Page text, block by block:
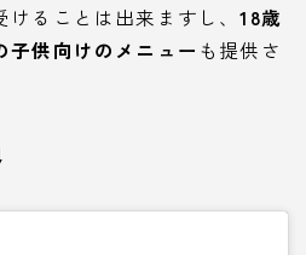
けることは出来ますし、18歳
子供向けのメニュー も提供さ